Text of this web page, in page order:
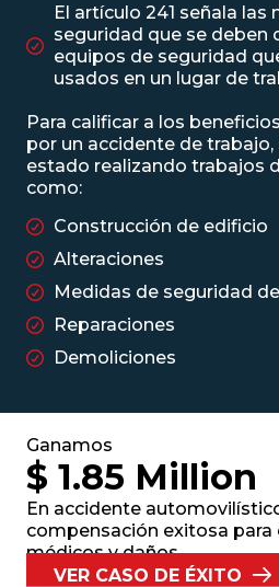
El artículo 241 señala las
seguridad que se deben
equipos de seguridad
usados en un lugar de
Para calificar a los
por un accidente de
estado realizando trabajos
como:
Construcción de edificio
Alteraciones
Medidas de seguridad
Reparaciones
Demoliciones
Ganamos
$ 1.85 Million
En accidente
compensación exitosa para
médicos y daños.
VER CASO DE ÉXITO